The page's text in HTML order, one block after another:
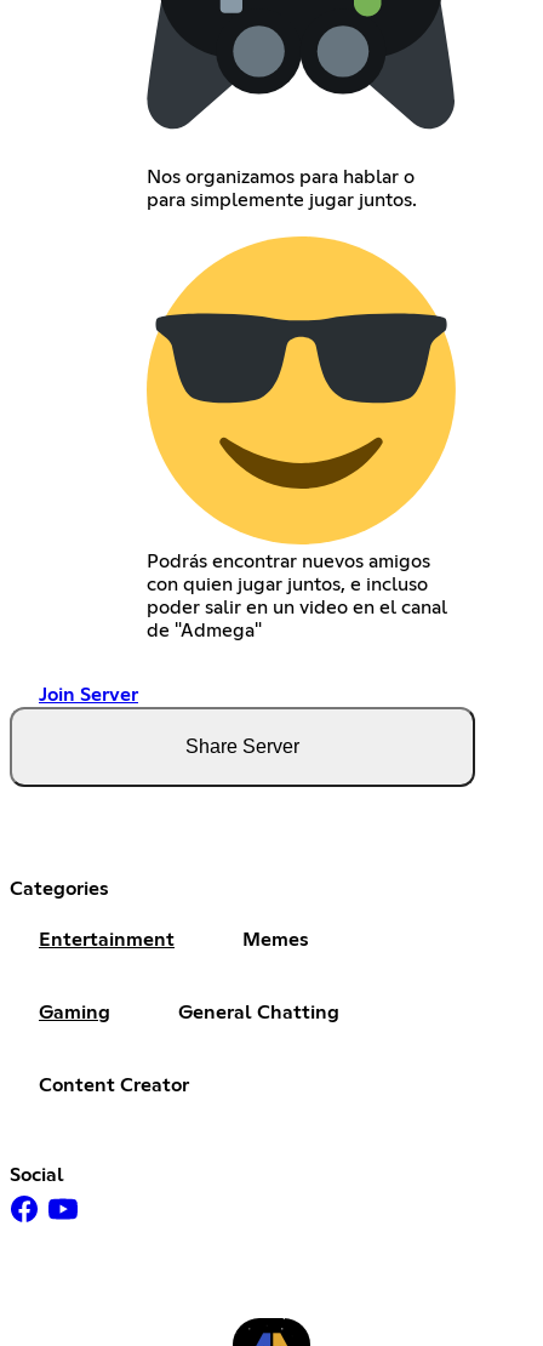
Nos organizamos para hablar o
para simplemente jugar juntos.
Podrás encontrar nuevos amigos
con quien jugar juntos, e incluso
poder salir en un video en el canal
de "Admega"
Join Server
Share Server
Categories
Entertainment Memes
Gaming General Chatting
Content Creator
Social